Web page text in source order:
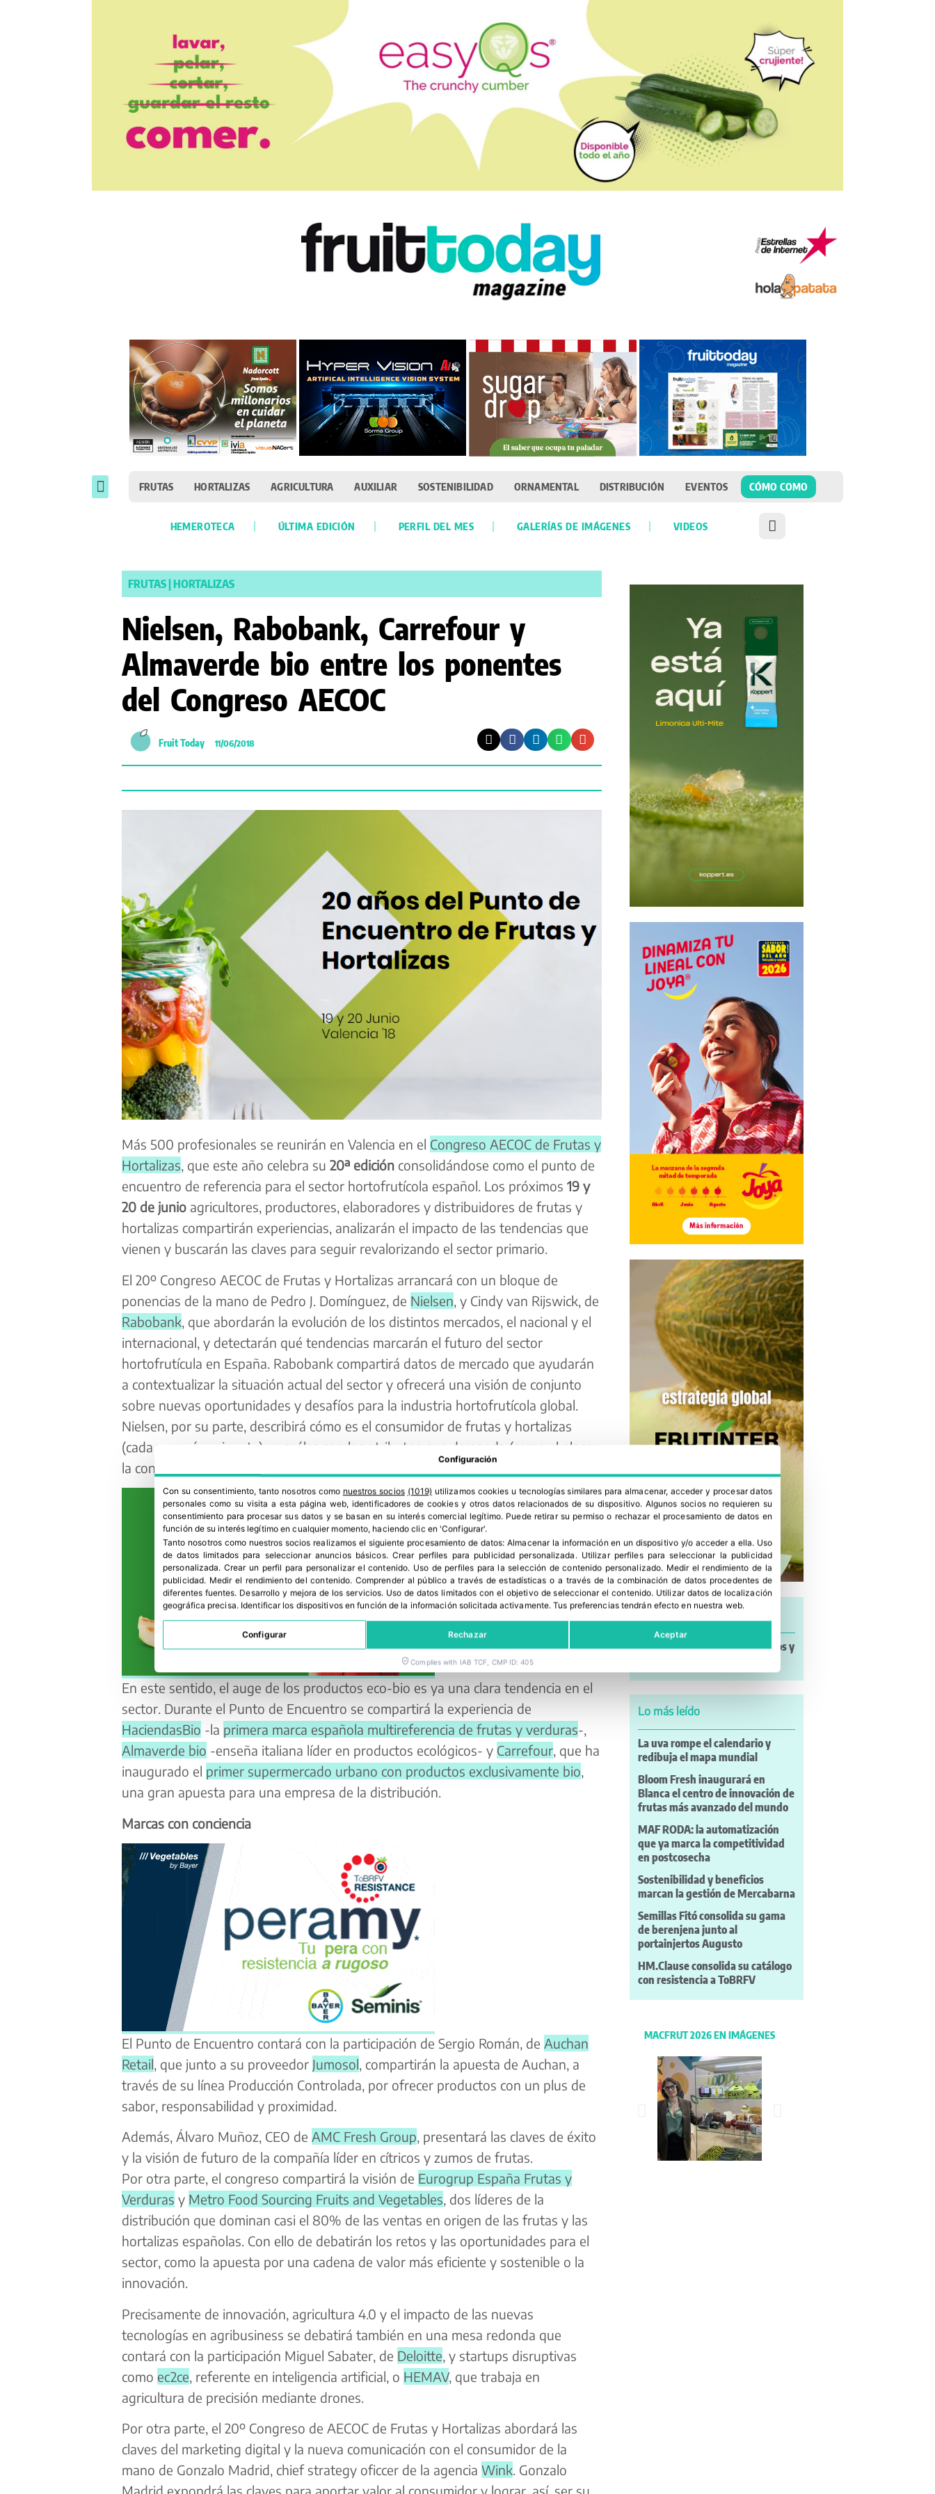
FRUTAS HORTALIZAS AGRICULTURA AUXILIAR SOSTENIBILIDAD ORNAMENTAL DISTRIBUCIÓN EVENTOS CÓMO COMO
HEMEROTECA ÚLTIMA EDICIÓN PERFIL DEL MES GALERÍAS DE IMÁGENES VIDEOS
FRUTAS| HORTALIZAS
Nielsen, Rabobank, Carrefour y
Almaverde bio entre los ponentes
del Congreso AECOC
Fruit Today 11/06/2018
Más 500 profesionales se reunirán en Valencia en el Congreso AECOC de Frutas y
Hortalizas, que este año celebra su 20ª ediciónconsolidándose como el punto de
encuentro de referencia para el sector hortofrutícola español. Los próximos 19 y
20 de junioagricultores, productores, elaboradores y distribuidores de frutas y
hortalizas compartirán experiencias, analizarán el impacto de las tendencias que
vienen y buscarán las claves para seguir revalorizando el sector primario.
El 20º Congreso AECOC de Frutas y Hortalizas arrancará con un bloque de
ponencias de la mano de Pedro J. Domínguez, de Nielsen , y Cindy van Rijswick, de
Rabobank, que abordarán la evolución de los distintos mercados, el nacional y el
internacional, y detectarán qué tendencias marcarán el futuro del sector
hortofrutícula en España. Rabobank compartirá datos de mercado que ayudarán
a contextualizar la situación actual del sector y ofrecerá una visión de conjunto
sobre nuevas oportunidades y desafíos para la industria hortofrutícola global.
Nielsen, por su parte, describirá cómo es el consumidor de frutas y hortalizas
(cada vez más exigente) , y cuáles son los atributos que demanda (como el placer,
la conveniencia o la sostenibilidad).
En este sentido, el auge de los productos eco-bio es ya una clara tendencia en el
sector. Durante el Punto de Encuentro se compartirá la experiencia de
HaciendasBio -la primera marca española multireferencia de frutas y verduras-,
Almaverde bio -enseña italiana líder en productos ecológicos- y Carrefour, que ha
inaugurado el primer supermercado urbano con productos exclusivamente bio,
una gran apuesta para una empresa de la distribución.
Marcas con conciencia
El Punto de Encuentro contará con la participación de Sergio Román, de Auchan
Retail, que junto a su proveedor Jumosol, compartirán la apuesta de Auchan, a
través de su línea Producción Controlada, por ofrecer productos con un plus de
sabor, responsabilidad y proximidad.
Además, Álvaro Muñoz, CEO de AMC Fresh Group, presentará las claves de éxito
y la visión de futuro de la compañía líder en cítricos y zumos de frutas.
Por otra parte, el congreso compartirá la visión de Eurogrup España Frutas y
Verduras y Metro Food Sourcing Fruits and Vegetables, dos líderes de la
distribución que dominan casi el 80% de las ventas en origen de las frutas y las
hortalizas españolas. Con ello de debatirán los retos y las oportunidades para el
sector, como la apuesta por una cadena de valor más eficiente y sostenible o la
innovación.
Precisamente de innovación, agricultura 4.0 y el impacto de las nuevas
tecnologías en agribusiness se debatirá también en una mesa redonda que
contará con la participación Miguel Sabater, de Deloitte , y startups disruptivas
como ec2ce , referente en inteligencia artificial, o HEMAV, que trabaja en
agricultura de precisión mediante drones.
Por otra parte, el 20º Congreso de AECOC de Frutas y Hortalizas abordará las
claves del marketing digital y la nueva comunicación con el consumidor de la
mano de Gonzalo Madrid, chief strategy oficcer de la agencia Wink. Gonzalo
Madrid expondrá las claves para aportar valor al consumidor y lograr, así, ser su
Noticias a mi Manera: incendios y
Lo más leído
La uva rompe el calendario y
redibuja el mapa mundial
Bloom Fresh inaugurará en
Blanca el centro de innovación de
frutas más avanzado del mundo
MAF RODA: la automatización
que ya marca la competitividad
en postcosecha
Sostenibilidad y beneficios
marcan la gestión de Mercabarna
Semillas Fitó consolida su gama
de berenjena junto al
portainjertos Augusto
HM.Clause consolida su catálogo
con resistencia a ToBRFV
MACFRUT 2026 EN IMÁGENES
Configuración
Con su consentimiento, tanto nosotros como nuestros socios (1019) utilizamos cookies u tecnologías similares para almacenar, acceder y procesar datos
personales como su visita a esta página web, identificadores de cookies y otros datos relacionados de su dispositivo. Algunos socios no requieren su
consentimiento para procesar sus datos y se basan en su interés comercial legítimo. Puede retirar su permiso o rechazar el procesamiento de datos en
función de su interés legítimo en cualquier momento, haciendo clic en 'Configurar'.
Tanto nosotros como nuestros socios realizamos el siguiente procesamiento de datos:Almacenar la información en un dispositivo y/o acceder a ella. Uso
de datos limitados para seleccionar anuncios básicos. Crear perfiles para publicidad personalizada . Utilizar perfiles para seleccionar la publicidad
personalizada. Crear un perfil para personalizar el contenido. Uso de perfiles para la selección de contenido personalizado. Medir el rendimiento de la
publicidad. Medir el rendimiento del contenido. Comprender al público a través de estadísticas o a través de la combinación de datos procedentes de
diferentes fuentes. Desarrollo y mejora de los servicios. Uso de datos limitados con el objetivo de seleccionar el contenido. Utilizar datos de localización
geográfica precisa. Identificar los dispositivos en función de la información solicitada activamente.Tus preferencias tendrán efecto en nuestra web.
Configurar Rechazar Aceptar
Complies with IAB TCF, CMP ID: 405